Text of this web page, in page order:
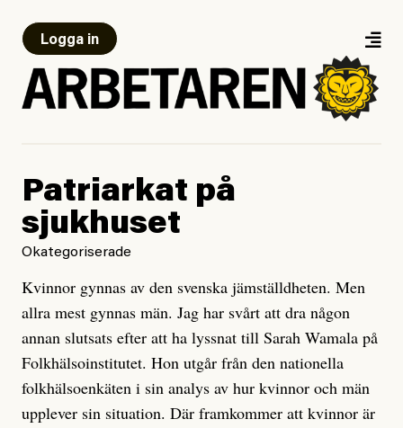
Logga in
Patriarkat på
sjukhuset
Okategoriserade
Kvinnor gynnas av den svenska jämställdheten. Men
allra mest gynnas män. Jag har svårt att dra någon
annan slutsats efter att ha lyssnat till Sarah Wamala på
Folkhälsoinstitutet. Hon utgår från den nationella
folkhälsoenkäten i sin analys av hur kvinnor och män
upplever sin situation. Där framkommer att kvinnor är